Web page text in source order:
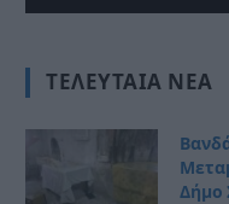
ΤΕΛΕΥΤΑΊΑ ΝΈΑ
Δήμο